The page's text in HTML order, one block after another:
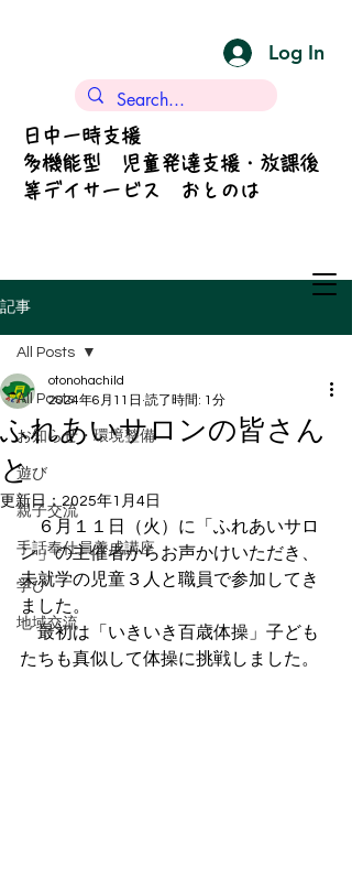
Log In
日中一時支援
多機能型 児童発達支援・放課後
等デイサービス おとのは
記事
All Posts
お知らせ・環境整備
遊び
親子交流
手話奉仕員養成講座
学び
地域交流
All Posts
ふれあいサロンの皆さん
と
otonohachild
2024年6月11日 読了時間: 1分
更新日： 2025年1月4日
６月１１日（火）に「ふれあいサロ
ン」の主催者からお声かけいただき、
未就学の児童３人と職員で参加してき
ました。
最初は「いきいき百歳体操」子ども
たちも真似して体操に挑戦しました。